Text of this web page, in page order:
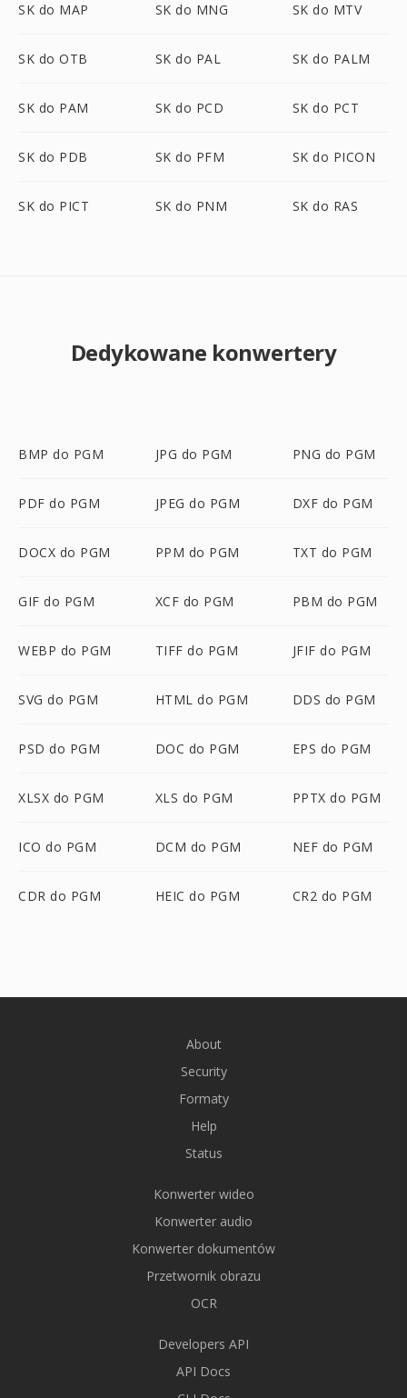
SK do MAP SK do MNG SK do MTV
SK do OTB SK do PAL SK do PALM
SK do PAM SK do PCD SK do PCT
SK do PDB SK do PFM SK do PICON
SK do PICT SK do PNM SK do RAS
Dedykowane konwertery
BMP do PGM JPG do PGM PNG do PGM
PDF do PGM JPEG do PGM DXF do PGM
DOCX do PGM PPM do PGM TXT do PGM
GIF do PGM XCF do PGM PBM do PGM
WEBP do PGM TIFF do PGM JFIF do PGM
SVG do PGM HTML do PGM DDS do PGM
PSD do PGM DOC do PGM EPS do PGM
XLSX do PGM XLS do PGM PPTX do PGM
ICO do PGM DCM do PGM NEF do PGM
CDR do PGM HEIC do PGM CR2 do PGM
About
Security
Formaty
Help
Status
Konwerter wideo
Konwerter audio
Konwerter dokumentów
Przetwornik obrazu
OCR
Developers API
API Docs